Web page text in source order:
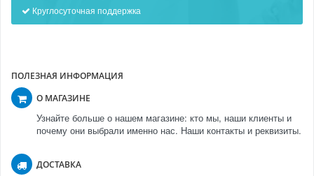
Круглосуточная поддержка
ПОЛЕЗНАЯ ИНФОРМАЦИЯ
О МАГАЗИНЕ
Узнайте больше о нашем магазине: кто мы, наши клиенты и
почему они выбрали именно нас. Наши контакты и реквизиты.
ДОСТАВКА